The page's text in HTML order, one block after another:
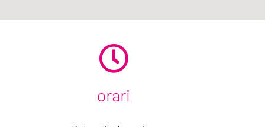
Oneri aeroportuali e ferroviari
orari